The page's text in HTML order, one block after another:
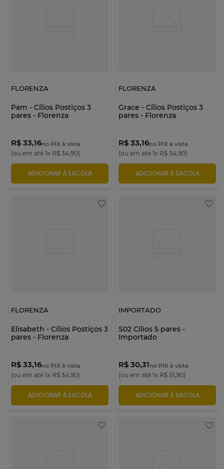
FLORENZA
Pam - Cílios Postiços 3
pares - Florenza
R$ 33,16no PIX à vista
(ou em até 1x R$ 34,90)
ADICIONAR À SACOLA
FLORENZA
Grace - Cílios Postiços 3
pares - Florenza
R$ 33,16no PIX à vista
(ou em até 1x R$ 34,90)
ADICIONAR À SACOLA
FLORENZA
Elisabeth - Cílios Postiços 3
pares - Florenza
R$ 33,16no PIX à vista
(ou em até 1x R$ 34,90)
ADICIONAR À SACOLA
IMPORTADO
S02 Cílios 5 pares -
Importado
R$ 30,31no PIX à vista
(ou em até 1x R$ 31,90)
ADICIONAR À SACOLA